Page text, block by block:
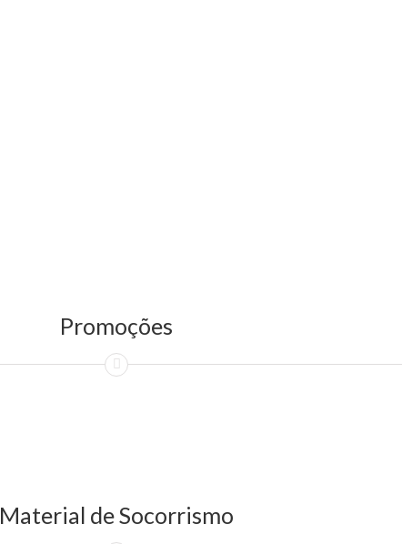
Promoções
Material de Socorrismo